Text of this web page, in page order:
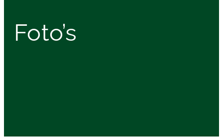
Foto’s